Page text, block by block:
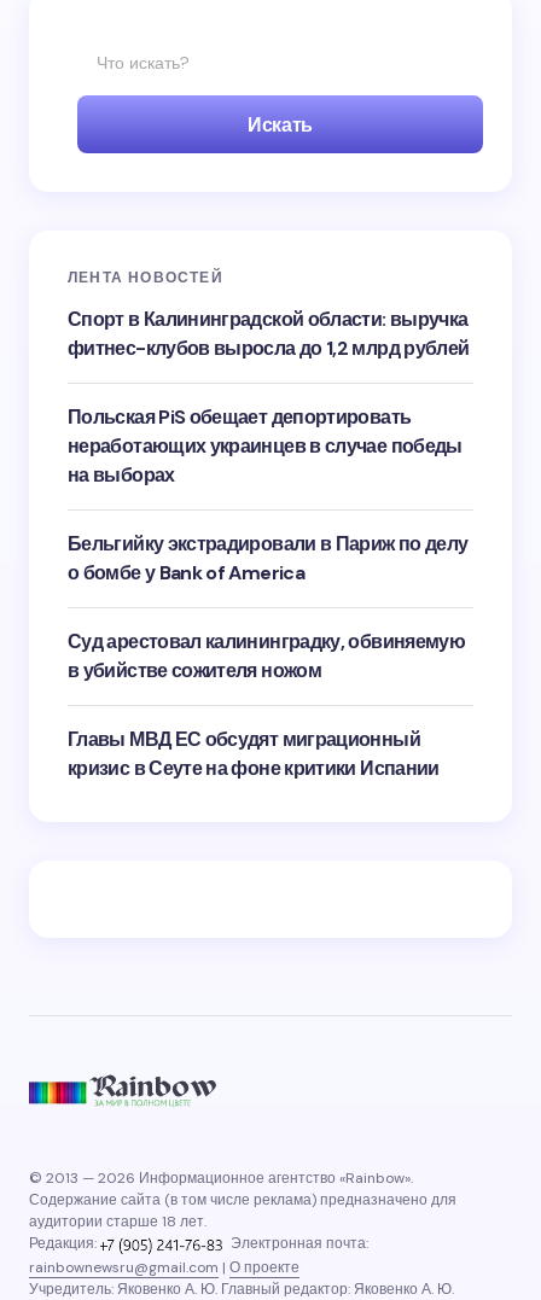
Искать
ЛЕНТА НОВОСТЕЙ
Спорт в Калининградской области: выручка
фитнес-клубов выросла до 1,2 млрд рублей
Польская PiS обещает депортировать
неработающих украинцев в случае победы
на выборах
Бельгийку экстрадировали в Париж по делу
о бомбе у Bank of America
Суд арестовал калининградку, обвиняемую
в убийстве сожителя ножом
Главы МВД ЕС обсудят миграционный
кризис в Сеуте на фоне критики Испании
© 2013 — 2026 Информационное агентство «Rainbow».
Содержание сайта (в том числе реклама) предназначено для
аудитории старше 18 лет.
Редакция:
Электронная почта:
rainbownewsru@gmail.com | О проекте
Учредитель: Яковенко А. Ю. Главный редактор: Яковенко А. Ю.